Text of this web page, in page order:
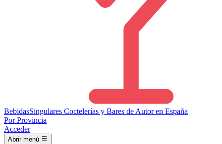
BebidasSingulares Coctelerías y Bares de Autor en España
Por Provincia
Acceder
Abrir menú